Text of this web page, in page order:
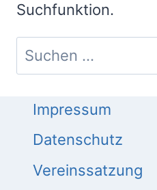
Suchfunktion.
Suchen
nach:
Impressum
Datenschutz
Vereinssatzung